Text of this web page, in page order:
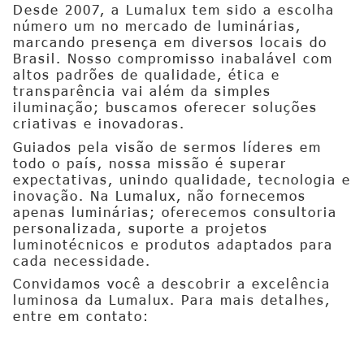
Desde 2007, a Lumalux tem sido a escolha
número um no mercado de luminárias,
marcando presença em diversos locais do
Brasil. Nosso compromisso inabalável com
altos padrões de qualidade, ética e
transparência vai além da simples
iluminação; buscamos oferecer soluções
criativas e inovadoras.
Guiados pela visão de sermos líderes em
todo o país, nossa missão é superar
expectativas, unindo qualidade, tecnologia e
inovação. Na Lumalux, não fornecemos
apenas luminárias; oferecemos consultoria
personalizada, suporte a projetos
luminotécnicos e produtos adaptados para
cada necessidade.
Convidamos você a descobrir a excelência
luminosa da Lumalux. Para mais detalhes,
entre em contato: